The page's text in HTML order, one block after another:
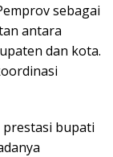
sebagai
antara
dan kota.
prestasi bupati